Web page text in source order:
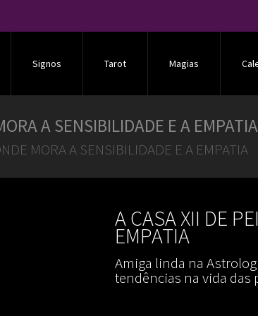
Signos Tarot Magias
A SENSIBILIDADE E A EMPATIA
MORA A SENSIBILIDADE E A EMPATIA
A CASA XII DE
EMPATIA
Amiga linda na
tendências na vida das